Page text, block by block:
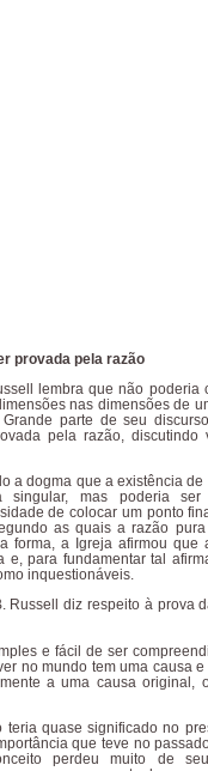
provada pela razão
lembra que não poderia
nas dimensões de
parte de seu
pela razão, discutindo
a dogma que a existência
mas poderia ser
de colocar um ponto
as quais a razão
forma, a Igreja afirmou que
e, para fundamentar tal
inquestionáveis.
Russell diz respeito à prova
e fácil de ser
no mundo tem uma causa
a uma causa original,
quase significado no
que teve no
perdeu muito de